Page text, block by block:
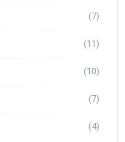
(7)
(11)
(10)
(7)
(4)